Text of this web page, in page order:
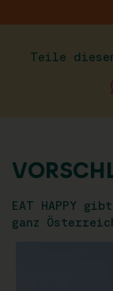
Teile
EAT HAPPY
ganz